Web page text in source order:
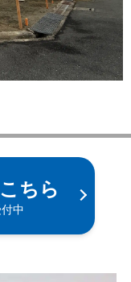
ちら
中